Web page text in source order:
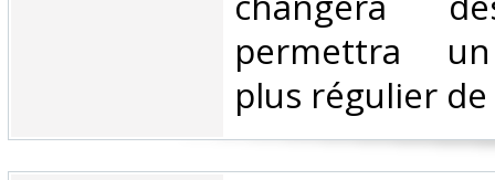
permettra
plus régulier